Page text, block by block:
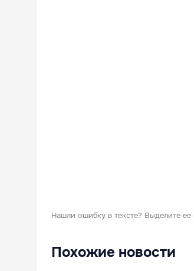
Нашли ошибку в тексте? Выделите
Похожие новости